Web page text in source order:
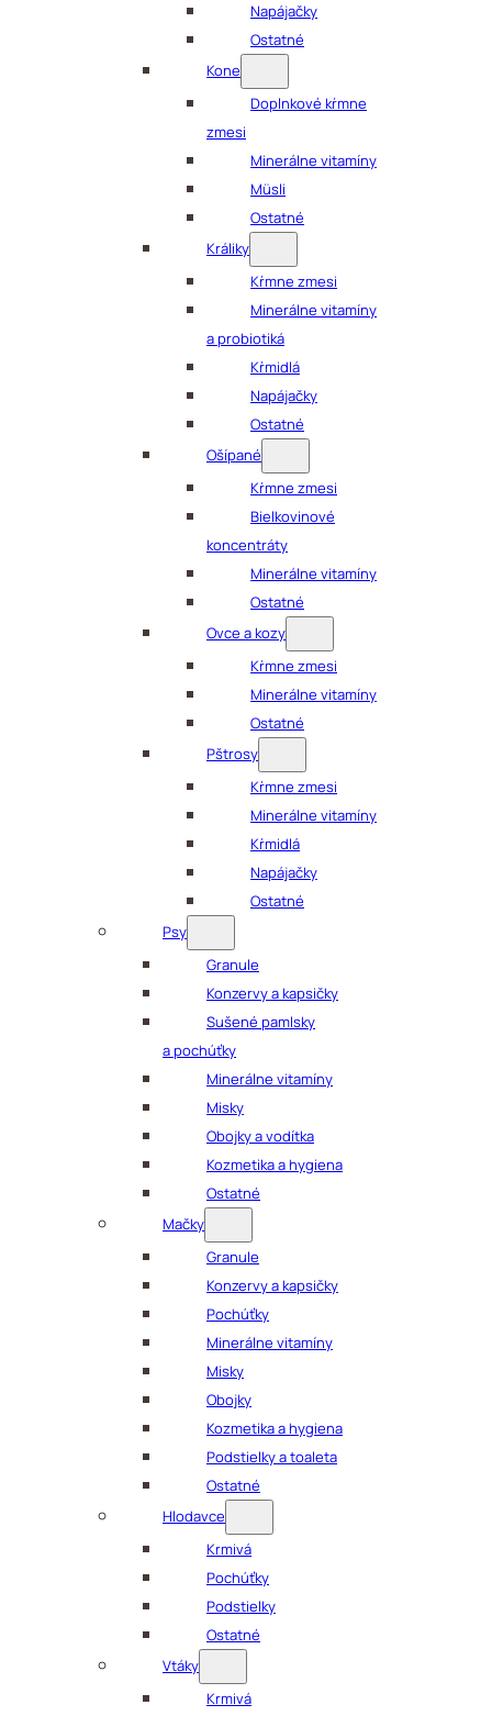
Napájačky
Ostatné
Kone
Doplnkové kŕmne
zmesi
Minerálne vitamíny
Müsli
Ostatné
Králiky
Kŕmne zmesi
Minerálne vitamíny
a probiotiká
Kŕmidlá
Napájačky
Ostatné
Ošípané
Kŕmne zmesi
Bielkovinové
koncentráty
Minerálne vitamíny
Ostatné
Ovce a kozy
Kŕmne zmesi
Minerálne vitamíny
Ostatné
Pštrosy
Kŕmne zmesi
Minerálne vitamíny
Kŕmidlá
Napájačky
Ostatné
Psy
Granule
Konzervy a kapsičky
Sušené pamlsky
a pochúťky
Minerálne vitamíny
Misky
Obojky a vodítka
Kozmetika a hygiena
Ostatné
Mačky
Granule
Konzervy a kapsičky
Pochúťky
Minerálne vitamíny
Misky
Obojky
Kozmetika a hygiena
Podstielky a toaleta
Ostatné
Hlodavce
Krmivá
Pochúťky
Podstielky
Ostatné
Vtáky
Krmivá